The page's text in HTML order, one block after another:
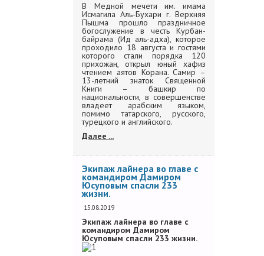
В Медной мечети им. имама
Исмагила Аль-Бухари г. Верхняя
Пышма прошло праздничное
богослужение в честь Курбан-
байрама (Ид аль-адха), которое
проходило 18 августа и гостями
которого стали порядка 120
прихожан, открыл юный хафиз
чтением аятов Корана. Самир –
13-летний знаток Священной
Книги – башкир по
национальности, в совершенстве
владеет арабским языком,
помимо татарского, русского,
турецкого и английского.
Далее ...
Экипаж лайнера во главе с
командиром Дамиром
Юсуповым спасли 233
жизни.
15.08.2019
Экипаж лайнера во главе с
командиром Дамиром
Юсуповым спасли 233 жизни.